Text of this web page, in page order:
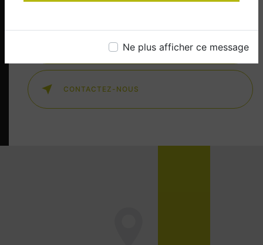
Ne plus afficher ce message
EN SAVOIR PLUS
CONTACTEZ-NOUS